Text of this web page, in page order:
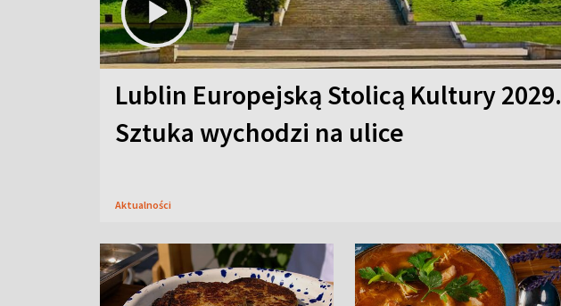
Lublin Europejską Stolicą Kultury 2029.
Sztuka wychodzi na ulice
Aktualności